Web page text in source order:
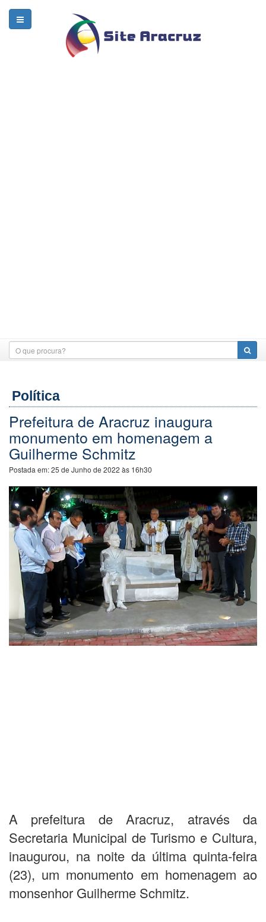
Política
Prefeitura de Aracruz inaugura
monumento em homenagem a
Guilherme Schmitz
Postada em:25 de Junho de 2022 às 16h30
A prefeitura de Aracruz, através da
Secretaria Municipal de Turismo e Cultura,
inaugurou, na noite da última quinta-feira
(23), um monumento em homenagem ao
monsenhor Guilherme Schmitz.